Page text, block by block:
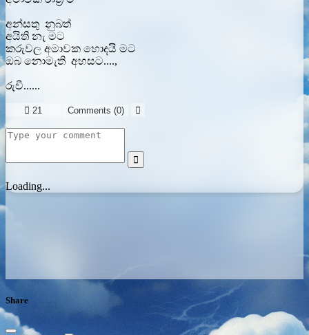
අන්සතු නුබත්
අයිති නැ මට
කරුවල අමාවක හොදයි මට
ඔබ නොමැති අහසට....,
රුවී......
 21 Comments (0) 

Loading...
Share